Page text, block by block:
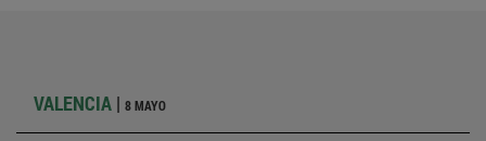
VALENCIA | 8 MAYO